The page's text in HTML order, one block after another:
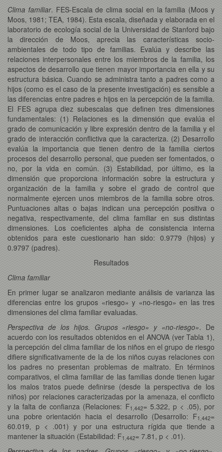
Clima familiar. FES-Escala de clima social en la familia (Moos y
Moos, 1981; TEA, 1984). Esta escala, diseñada y elaborada en el
laboratorio de ecología social de la Universidad de Stanford bajo
la dirección de Moos, aprecia las características socio-
ambientales de todo tipo de familias. Evalúa y describe las
relaciones interpersonales entre los miembros de la familia, los
aspectos de desarrollo que tienen mayor importancia en ella y su
estructura básica. Cuando se administra tanto a padres como a
hijos (como es el caso de la presente investigación) es sensible a
las diferencias entre padres e hijos en la percepción de la familia.
El FES agrupa diez subescalas que definen tres dimensiones
fundamentales: (1) Relaciones es la dimensión que evalúa el
grado de comunicación y libre expresión dentro de la familia y el
grado de interacción conflictiva que la caracteriza. (2) Desarrollo
evalúa la importancia que tienen dentro de la familia ciertos
procesos del desarrollo personal, que pueden ser fomentados, o
no, por la vida en común. (3) Estabilidad, por último, es la
dimensión que proporciona información sobre la estructura y
organización de la familia y sobre el grado de control que
normalmente ejercen unos miembros de la familia sobre otros.
Puntuaciones altas o bajas indican una percepción positiva o
negativa, respectivamente, del clima familiar en sus distintas
dimensiones. Los coeficientes alpha de consistencia interna
obtenidos para este cuestionario han sido: 0.9779 (hijos) y
0.9797 (padres).
Resultados
Clima familiar
En primer lugar se analizaron mediante análisis de varianza las
diferencias entre los grupos «riesgo» y «no-riesgo» en las tres
dimensiones del clima familiar evaluadas.
Perspectiva de los hijos. Grupos «riesgo» y «no-riesgo». De
acuerdo con los resultados obtenidos en el ANOVA (ver Tabla 1),
la percepción del clima familiar de los niños en el grupo de riesgo
difiere significativamente de la de los niños cuyas relaciones con
los padres no presentan problemas de maltrato. En términos
comparativos, el clima familiar de las familias donde tienen lugar
los malos tratos puede definirse (desde la perspectiva de los
niños) por relaciones caracterizadas por la amenaza, el conflicto
y la falta de confianza (Relaciones: F1,442= 5.322, p < .05), por
una pobre orientación hacia el desarrollo (Desarrollo: F1,442=
60.019, p < .001) y por una estructura rígida que tiende a
mantener la situación (Estabilidad: F1,442= 7.81, p < .01).